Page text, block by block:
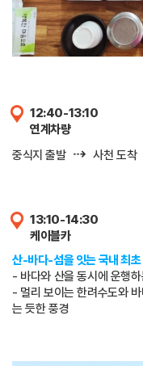
12:40-13:10
연계차량
중식지 출발 ⇢ 사천 도착
13:10-14:30
케이블카
산-바다-섬을 잇는 국내 최
- 바다와 산을 동시에 운행
- 멀리 보이는 한려수도와
는 듯한 풍경